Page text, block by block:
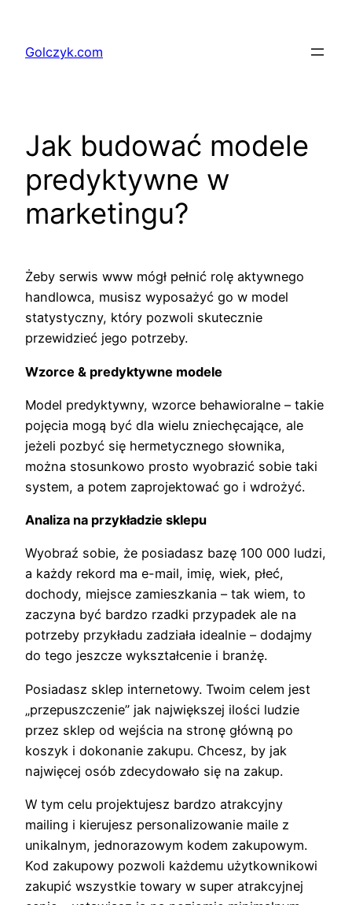
treściGolczyk.com
Jak budować modele
predyktywne w
marketingu?
Żeby serwis www mógł pełnić rolę aktywnego
handlowca, musisz wyposażyć go w model
statystyczny, który pozwoli skutecznie
przewidzieć jego potrzeby.
Wzorce & predyktywne modele
Model predyktywny, wzorce behawioralne – takie
pojęcia mogą być dla wielu zniechęcające, ale
jeżeli pozbyć się hermetycznego słownika,
można stosunkowo prosto wyobrazić sobie taki
system, a potem zaprojektować go i wdrożyć.
Analiza na przykładzie sklepu
Wyobraź sobie, że posiadasz bazę 100 000 ludzi,
a każdy rekord ma e-mail, imię, wiek, płeć,
dochody, miejsce zamieszkania – tak wiem, to
zaczyna być bardzo rzadki przypadek ale na
potrzeby przykładu zadziała idealnie – dodajmy
do tego jeszcze wykształcenie i branżę.
Posiadasz sklep internetowy. Twoim celem jest
„przepuszczenie” jak największej ilości ludzie
przez sklep od wejścia na stronę główną po
koszyk i dokonanie zakupu. Chcesz, by jak
najwięcej osób zdecydowało się na zakup.
W tym celu projektujesz bardzo atrakcyjny
mailing i kierujesz personalizowanie maile z
unikalnym, jednorazowym kodem zakupowym.
Kod zakupowy pozwoli każdemu użytkownikowi
zakupić wszystkie towary w super atrakcyjnej